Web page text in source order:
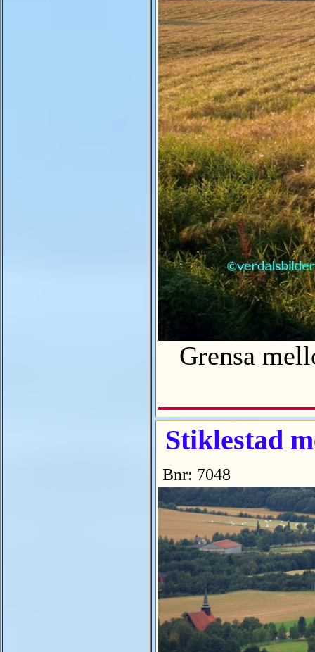
Grensa
Stiklestad
Bnr: 7048